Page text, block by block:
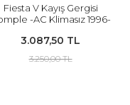
Fiesta V Kayış Gergisi
-AC Klimasız 1996-
ORJİNAL
3.087,50 TL
3.250,00 TL